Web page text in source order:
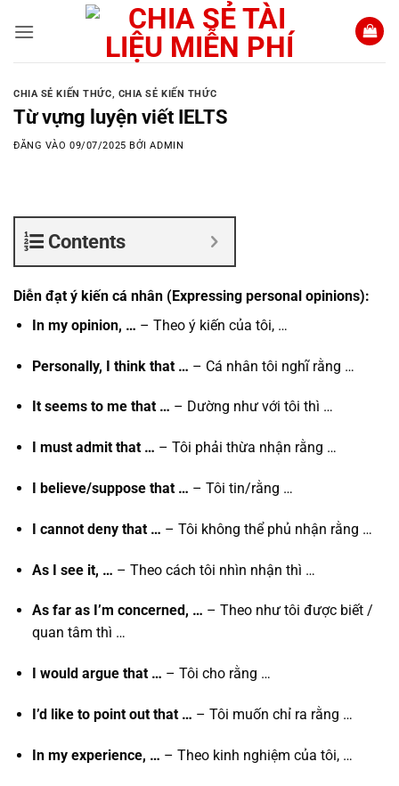
qua
CHIA SẺ KIẾN THỨC, CHIA SẺ KIẾN THỨC
Từ vựng luyện viết IELTS
ĐĂNG VÀO09/07/2025 BỞIADMIN
Contents
Diễn đạt ý kiến cá nhân (Expressing personal opinions):
In my opinion, … – Theo ý kiến của tôi, …
Personally, I think that … – Cá nhân tôi nghĩ rằng …
It seems to me that … – Dường như với tôi thì …
I must admit that … – Tôi phải thừa nhận rằng …
I believe/suppose that … – Tôi tin/rằng …
I cannot deny that … – Tôi không thể phủ nhận rằng …
As I see it, … – Theo cách tôi nhìn nhận thì …
As far as I’m concerned, … – Theo như tôi được biết /
quan tâm thì …
I would argue that … – Tôi cho rằng …
I’d like to point out that … – Tôi muốn chỉ ra rằng …
In my experience, … – Theo kinh nghiệm của tôi, …